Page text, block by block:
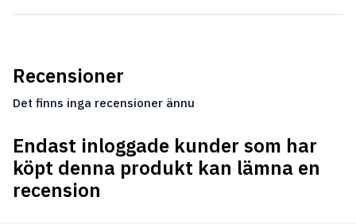
Recensioner
Det finns inga recensioner ännu
Endast inloggade kunder som har
köpt denna produkt kan lämna en
recension